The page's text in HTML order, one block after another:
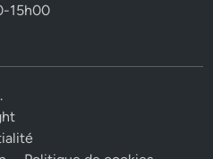
15h00
.